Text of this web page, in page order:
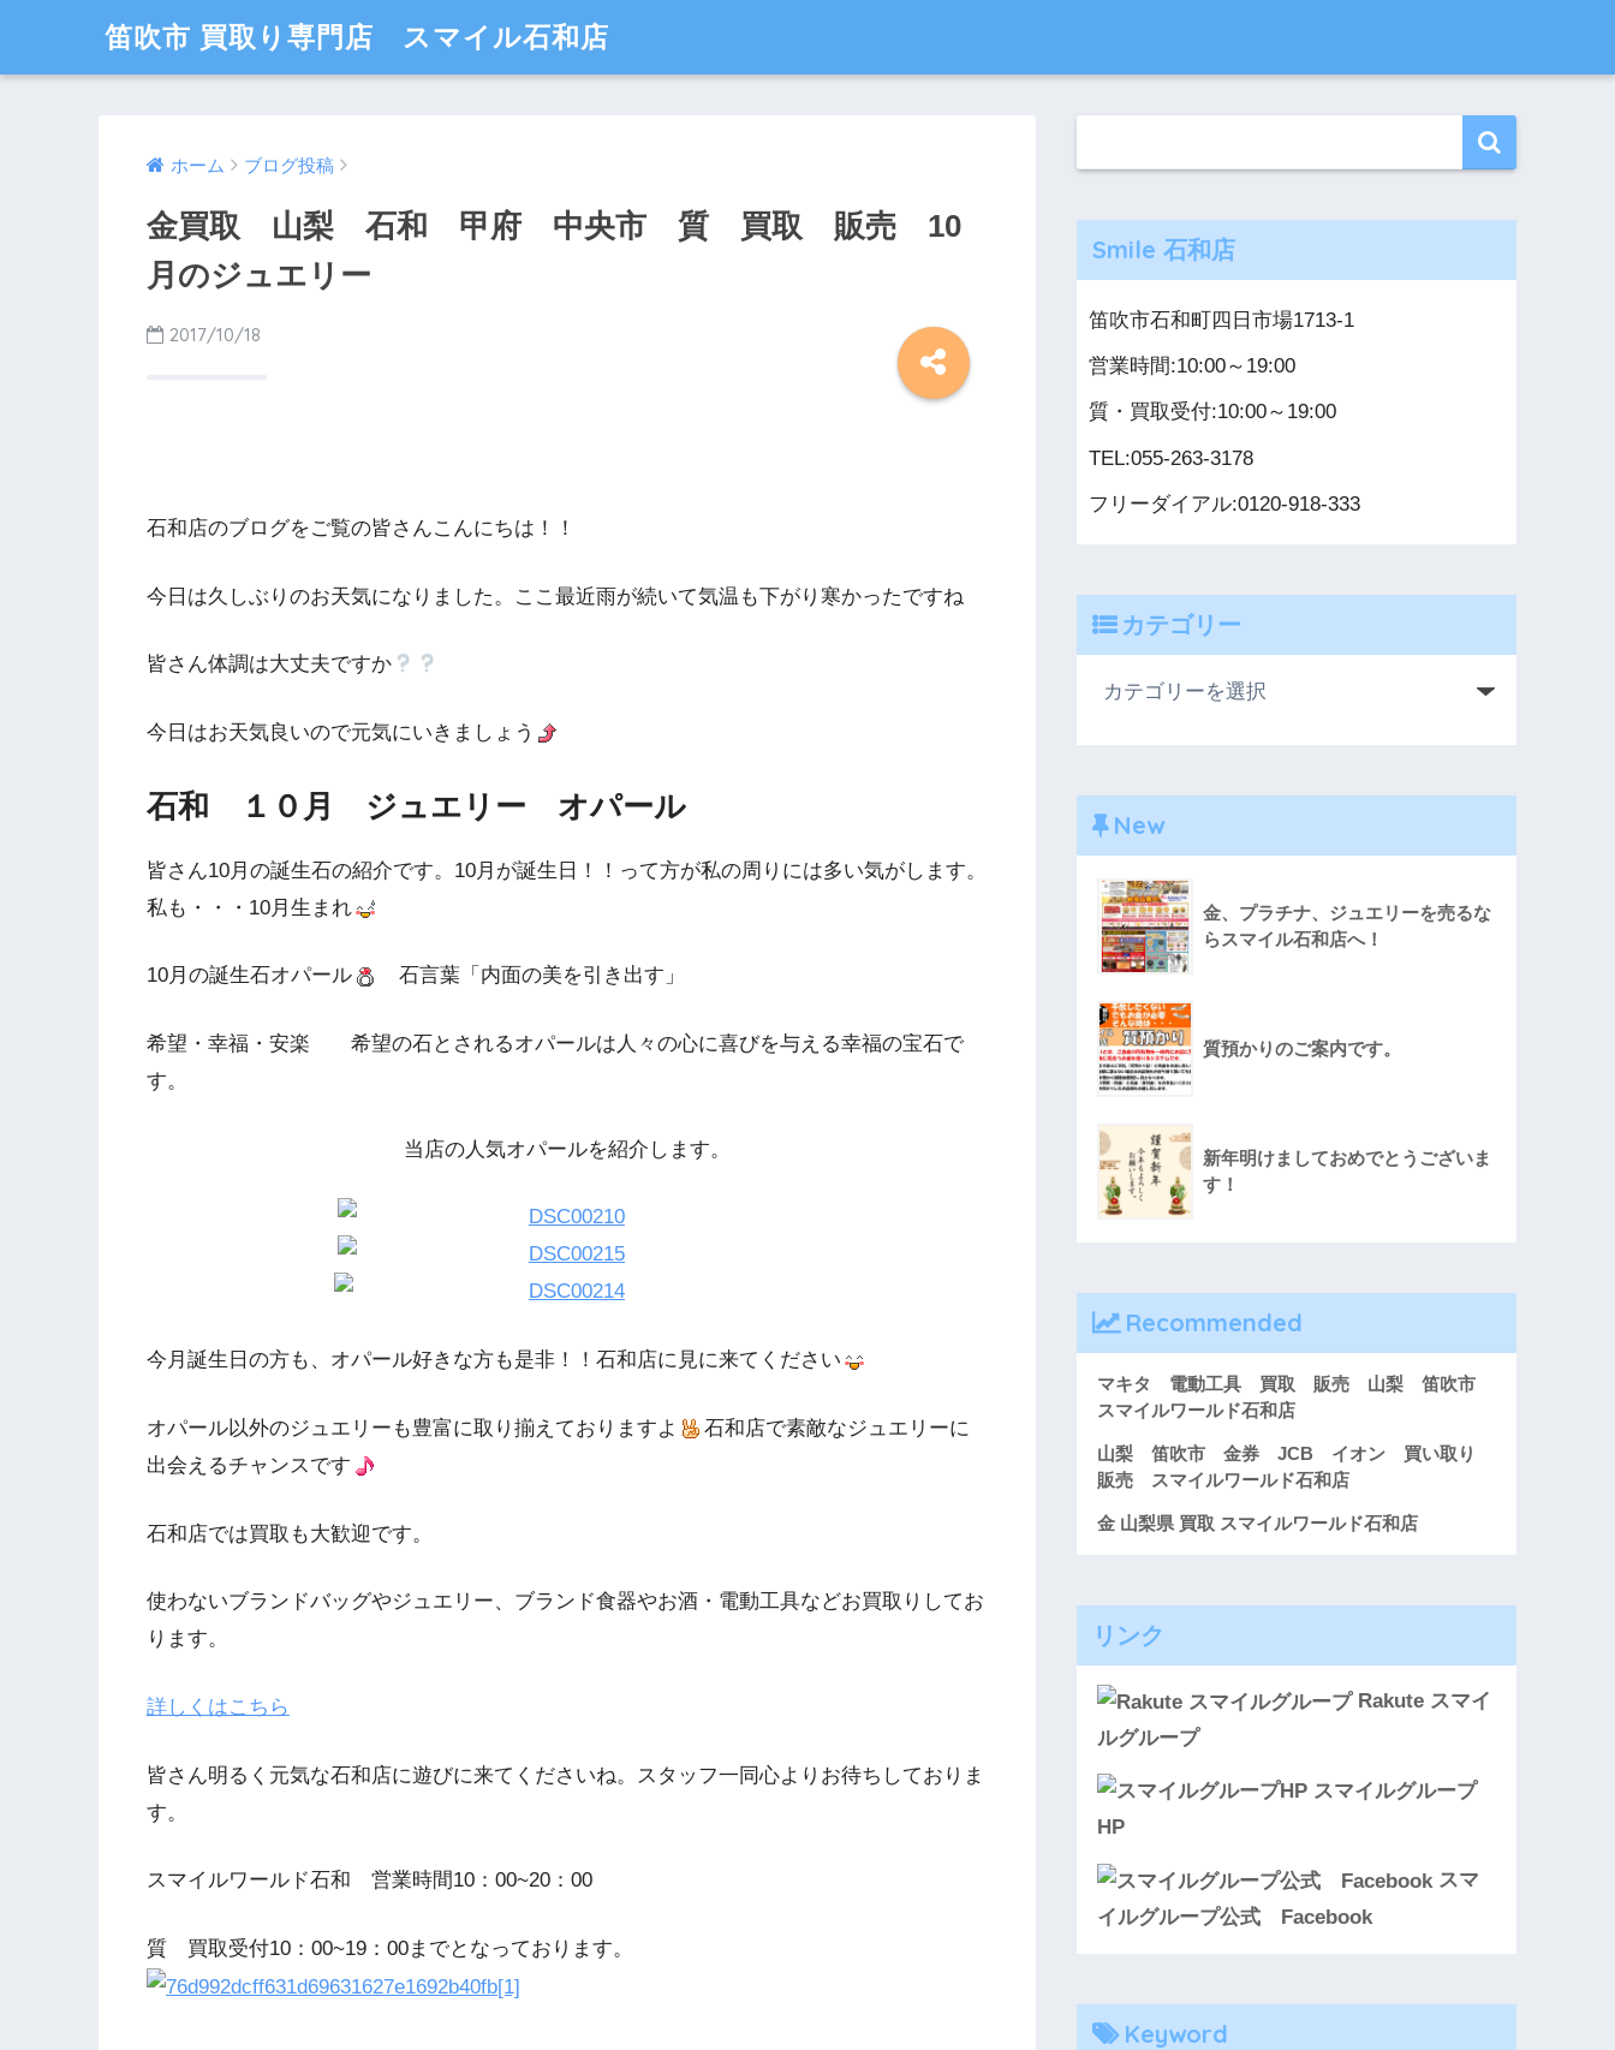
笛吹市 買取り専門店 スマイル石和店
ホーム ブログ投稿
金買取 山梨 石和 甲府 中央市 質 買取 販売 10
月のジュエリー
2017/10/18
石和店のブログをご覧の皆さんこんにちは！！
今日は久しぶりのお天気になりました。ここ最近雨が続いて気温も下がり寒かったですね
皆さん体調は大丈夫ですか
今日はお天気良いので元気にいきましょう
石和 １０月 ジュエリー オパール
皆さん10月の誕生石の紹介です。10月が誕生日！！って方が私の周りには多い気がします。
私も・・・10月生まれ
10月の誕生石オパール 石言葉「内面の美を引き出す」
希望・幸福・安楽 希望の石とされるオパールは人々の心に喜びを与える幸福の宝石で
す。
当店の人気オパールを紹介します。
今月誕生日の方も、オパール好きな方も是非！！石和店に見に来てください
オパール以外のジュエリーも豊富に取り揃えておりますよ
石和店で素敵なジュエリーに
出会えるチャンスです
石和店では買取も大歓迎です。
使わないブランドバッグやジュエリー、ブランド食器やお酒・電動工具などお買取りしてお
ります。
詳しくはこちら
皆さん明るく元気な石和店に遊びに来てくださいね。スタッフ一同心よりお待ちしておりま
す。
スマイルワールド石和 営業時間10：00~20：00
質 買取受付10：00~19：00までとなっております。
Smile 石和店
笛吹市石和町四日市場1713-1
営業時間:10:00～19:00
質・買取受付:10:00～19:00
TEL:055-263-3178
フリーダイアル:0120-918-333
カテゴリー
New
金、プラチナ、ジュエリーを売るな
らスマイル石和店へ！
質預かりのご案内です。
新年明けましておめでとうございま
す！
Recommended
マキタ 電動工具 買取 販売 山梨 笛吹市
スマイルワールド石和店
山梨 笛吹市 金券 JCB イオン 買い取り
販売 スマイルワールド石和店
金 山梨県 買取 スマイルワールド石和店
リンク
Rakute スマイ
ルグループ
スマイルグループ
HP
スマ
イルグループ公式 Facebook
Keyword